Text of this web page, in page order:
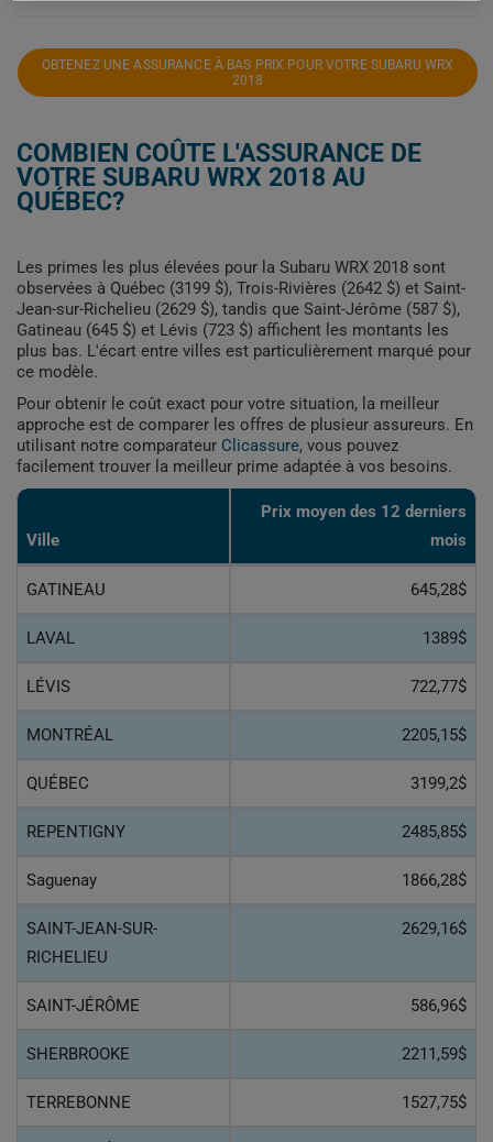
OBTENEZ UNE ASSURANCE À BAS PRIX POUR VOTRE SUBARU WRX
2018
COMBIEN COÛTE L'ASSURANCE DE
VOTRE SUBARU WRX 2018 AU
QUÉBEC?
Les primes les plus élevées pour la Subaru WRX 2018 sont
observées à Québec (3199 $), Trois-Rivières (2642 $) et Saint-
Jean-sur-Richelieu (2629 $), tandis que Saint-Jérôme (587 $),
Gatineau (645 $) et Lévis (723 $) affichent les montants les
plus bas. L'écart entre villes est particulièrement marqué pour
ce modèle.
Pour obtenir le coût exact pour votre situation, la meilleur
approche est de comparer les offres de plusieur assureurs. En
utilisant notre comparateur Clicassure, vous pouvez
facilement trouver la meilleur prime adaptée à vos besoins.
Ville
Prix ​​moyen des 12 derniers
mois
GATINEAU 645,28$
LAVAL 1389$
LÉVIS 722,77$
MONTRÉAL 2205,15$
QUÉBEC 3199,2$
REPENTIGNY 2485,85$
Saguenay 1866,28$
SAINT-JEAN-SUR-
RICHELIEU
2629,16$
SAINT-JÉRÔME 586,96$
SHERBROOKE 2211,59$
TERREBONNE 1527,75$